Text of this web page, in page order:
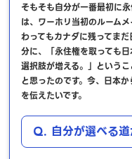
そもそも自分が一番最初に
は、ワーホリ当初のルーム
わってもカナダに残ってま
分に、「永住権を取っても
選択肢が増える。」という
と思ったのです。今、日本
を伝えたいです。
Q. 自分が選べる道